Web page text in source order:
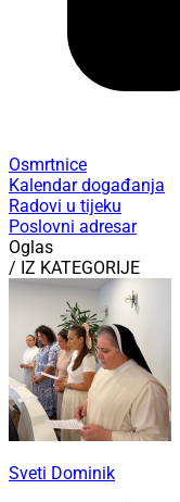
Osmrtnice
Kalendar događanja
Radovi u tijeku
Poslovni adresar
Oglas
/ IZ KATEGORIJE
Sveti Dominik